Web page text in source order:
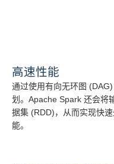
高速性能
通过使用有向无环图
划。Apache Spark 还会将
据集 (RDD)，从而实现快
能。